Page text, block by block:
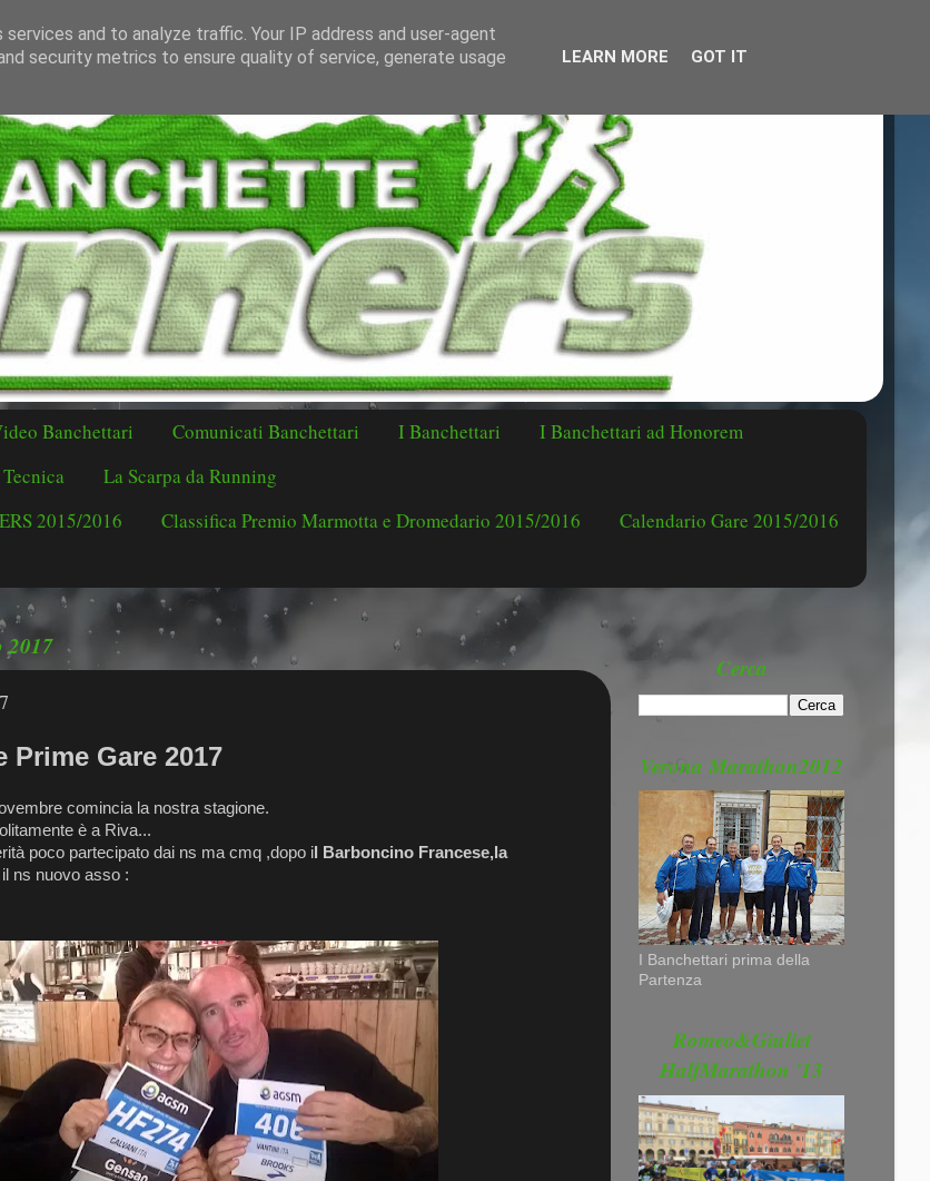
Banchettari Comunicati Banchettari I Banchettari
I Banchettari ad Honorem
La Scarpa da Running
2015/2016
Classifica Premio Marmotta e Dromedario 2015/2016
Calendario Gare 2015/2016
2017
Gare 2017
comincia la nostra stagione.
è a Riva...
poco partecipato dai ns ma cmq ,dopo il Barboncino Francese,la
ns nuovo asso :
Cerca
Verona Marathon2012
I Banchettari prima della
Partenza
Romeo&Giuliet
HalfMarathon '13
and to analyze traffic. Your IP address and user-agent
security metrics to ensure quality of service, generate usage
LEARN MORE GOT IT